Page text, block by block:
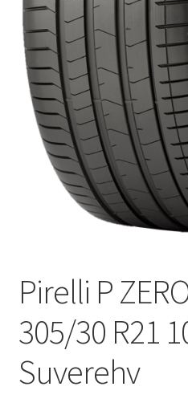
Pirelli P
305/30 R21
Suverehv